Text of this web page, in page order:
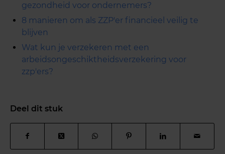
gezondheid voor ondernemers?
8 manieren om als ZZP'er financieel veilig te
blijven
Wat kun je verzekeren met een
arbeidsongeschiktheidsverzekering voor
zzp'ers?
Deel dit stuk